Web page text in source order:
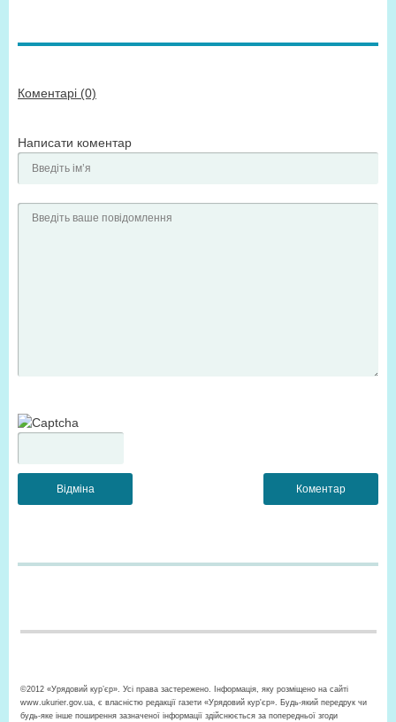
Коментарі (0)
Написати коментар
©2012 «Урядовий кур’єр». Усі права застережено. Інформація, яку розміщено на сайті
www.ukurier.gov.ua, є власністю редакції газети «Урядовий кур'єр». Будь-який передрук чи
будь-яке інше поширення зазначеної інформації здійснюється за попередньої згоди